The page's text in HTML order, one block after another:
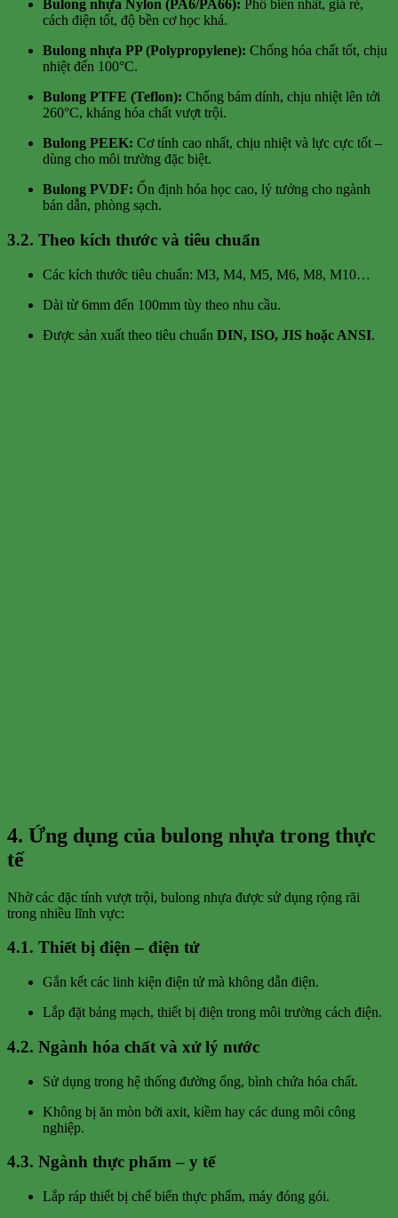
Bulong nhựa Nylon (PA6/PA66): Phổ biến nhất, giá rẻ,
cách điện tốt, độ bền cơ học khá.
Bulong nhựa PP (Polypropylene): Chống hóa chất tốt, chịu
nhiệt đến 100°C.
Bulong PTFE (Teflon): Chống bám dính, chịu nhiệt lên tới
260°C, kháng hóa chất vượt trội.
Bulong PEEK: Cơ tính cao nhất, chịu nhiệt và lực cực tốt –
dùng cho môi trường đặc biệt.
Bulong PVDF: Ổn định hóa học cao, lý tưởng cho ngành
bán dẫn, phòng sạch.
3.2. Theo kích thước và tiêu chuẩn
Các kích thước tiêu chuẩn: M3, M4, M5, M6, M8, M10…
Dài từ 6mm đến 100mm tùy theo nhu cầu.
Được sản xuất theo tiêu chuẩn DIN, ISO, JIS hoặc ANSI.
4. Ứng dụng của bulong nhựa trong thực
tế
Nhờ các đặc tính vượt trội, bulong nhựa được sử dụng rộng rãi
trong nhiều lĩnh vực:
4.1. Thiết bị điện – điện tử
Gắn kết các linh kiện điện tử mà không dẫn điện.
Lắp đặt bảng mạch, thiết bị điện trong môi trường cách điện.
4.2. Ngành hóa chất và xử lý nước
Sử dụng trong hệ thống đường ống, bình chứa hóa chất.
Không bị ăn mòn bởi axit, kiềm hay các dung môi công
nghiệp.
4.3. Ngành thực phẩm – y tế
Lắp ráp thiết bị chế biến thực phẩm, máy đóng gói.